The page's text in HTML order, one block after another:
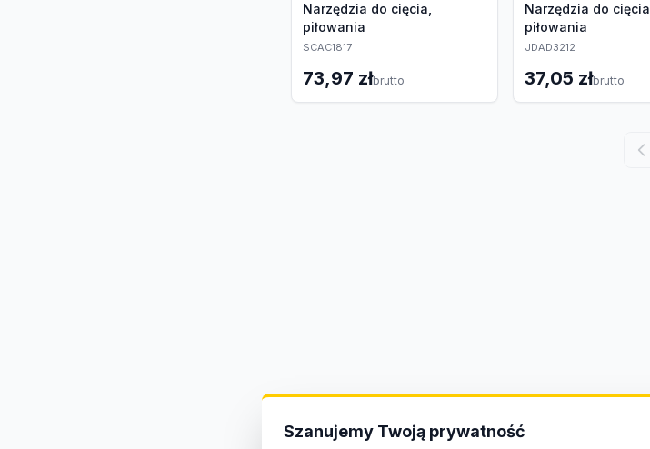
Narzędzia do cięcia,
piłowania
SCAC1817
73,97 złbrutto
Narzędzia do cięcia,
piłowania
JDAD3212
37,05 złbrutto
Szanujemy Twoją prywatność